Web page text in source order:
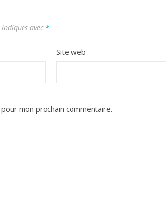
avec *
Site web
mon prochain commentaire.